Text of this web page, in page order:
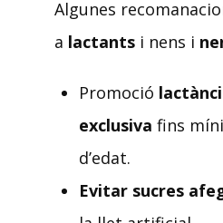
Algunes
a lactants i nens i
Promoció
exclusiva fins
d’edat.
Evitar sucres